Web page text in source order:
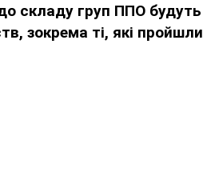
складу груп ППО будуть
зокрема ті, які пройшли